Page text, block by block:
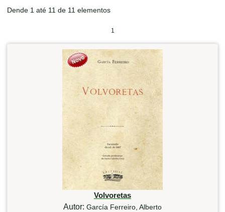
Dende 1 até 11 de 11 elementos
1
Volvoretas
Autor: García Ferreiro, Alberto